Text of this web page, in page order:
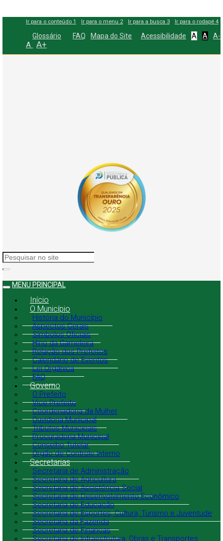
Ir para o conteúdo 1 Ir para o menu 2 Ir para a busca 3 Ir para o rodapé 4
Glossário FAQ Mapa do Site Acessibilidade A A A-
A A+
MENU PRINCIPAL
Início
O Município
História do Município
Aspectos Gerais
Símbolos Oficiais
Hino da Gameleira
Relação dos Prefeitos
Calendário de Eventos
Lei Orgânica
FAQ
Governo
O Prefeito
Vice Prefeito
Coordenadoria da Mulher
Ouvidoria Municipal
Tributos Municipais
Procuradoria Municipal
Conselho Tutelar
Órgão de Controle Interno
Secretarias
Secretaria de Administração
Secretaria de Agricultura
Secretaria de Assistência Social
Secretaria de Desenvolvimento Econômico
Secretaria de Educação
Secretaria de Esportes, Cultura, Turismo e Juventude
Secretaria da Fazenda
Secretaria de Finanças
Secretaria de Infraestrutura, Obras e Transportes